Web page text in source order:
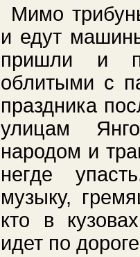
Мимо
и едут
пришли и
облитыми с
праздника
улицам
народом и
негде
музыку,
кто в
идет по